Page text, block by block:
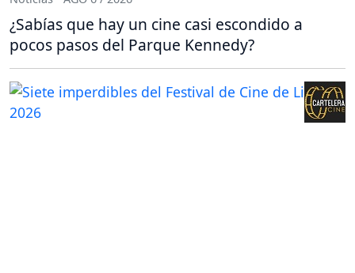
¿Sabías que hay un cine casi escondido a
pocos pasos del Parque Kennedy?